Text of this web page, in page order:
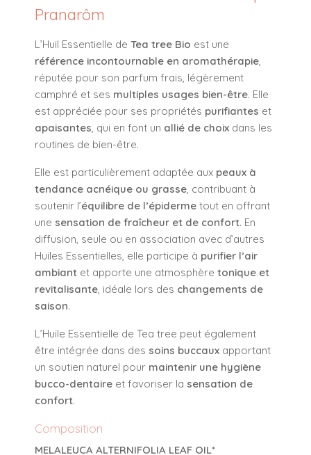
Pranarôm
L’Huil Essentielle de Tea tree Bio est une
référence incontournable en aromathérapie,
réputée pour son parfum frais, légèrement
camphré et ses multiples usages bien-être. Elle
est appréciée pour ses propriétés purifiantes et
apaisantes, qui en font un allié de choix dans les
routines de bien-être.
Elle est particulièrement adaptée aux peaux à
tendance acnéique ou grasse, contribuant à
soutenir l’équilibre de l’épiderme tout en offrant
une sensation de fraîcheur et de confort. En
diffusion, seule ou en association avec d’autres
Huiles Essentielles, elle participe à purifier l’air
ambiant et apporte une atmosphère tonique et
revitalisante, idéale lors des changements de
saison.
L’Huile Essentielle de Tea tree peut également
être intégrée dans des soins buccaux apportant
un soutien naturel pour maintenir une hygiène
bucco-dentaire et favoriser la sensation de
confort.
Composition
MELALEUCA ALTERNIFOLIA LEAF OIL*